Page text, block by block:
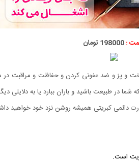
:
و پز و ضد عفونی کردن و حفاظت و مراقبت
که شما در طبیعت باشید و باران ببارد یا به
دائمی کبریتی همیشه روشن نزد خود خواهید
است.